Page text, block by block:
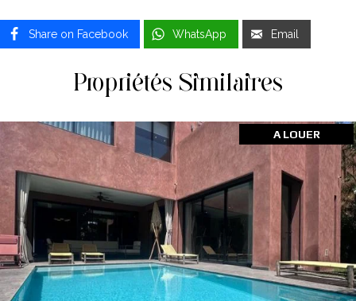
Share on Facebook WhatsApp Email
Propriétés Similaires
A LOUER